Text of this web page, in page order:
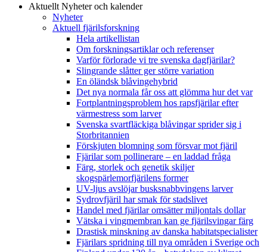
Aktuellt Nyheter och kalender
Nyheter
Aktuell fjärilsforskning
Hela artikellistan
Om forskningsartiklar och referenser
Varför förlorade vi tre svenska dagfjärilar?
Slingrande slåtter ger större variation
En öländsk blåvingehybrid
Det nya normala får oss att glömma hur det var
Fortplantningsproblem hos rapsfjärilar efter
värmestress som larver
Svenska svartfläckiga blåvingar sprider sig i
Storbritannien
Förskjuten blomning som försvar mot fjäril
Fjärilar som pollinerare – en laddad fråga
Färg, storlek och genetik skiljer
skogspärlemorfjärilens former
UV-ljus avslöjar busksnabbvingens larver
Sydrovfjäril har smak för stadslivet
Handel med fjärilar omsätter miljontals dollar
Vätska i vingmembran kan ge fjärilsvingar färg
Drastisk minskning av danska habitatspecialister
Fjärilars spridning till nya områden i Sverige och